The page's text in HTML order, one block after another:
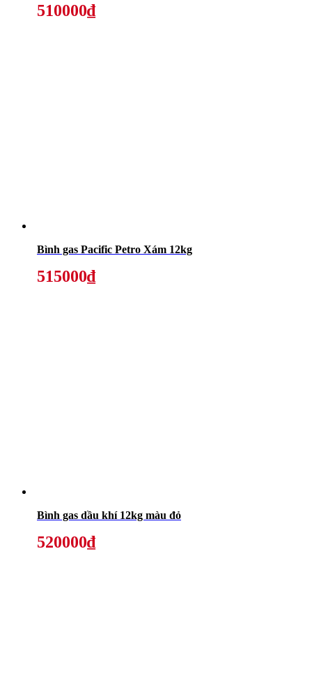
510000₫
Bình gas Pacific Petro Xám 12kg
515000₫
Bình gas dầu khí 12kg màu đỏ
520000₫